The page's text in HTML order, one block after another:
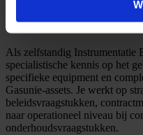
Omschrijving
Als zelfstandig Instrumentatie
specialistische kennis op het
specifieke equipment en
Gasunie-assets. Je werkt op
beleidsvraagstukken,
naar operationeel niveau bij
onderhoudsvraagstukken.